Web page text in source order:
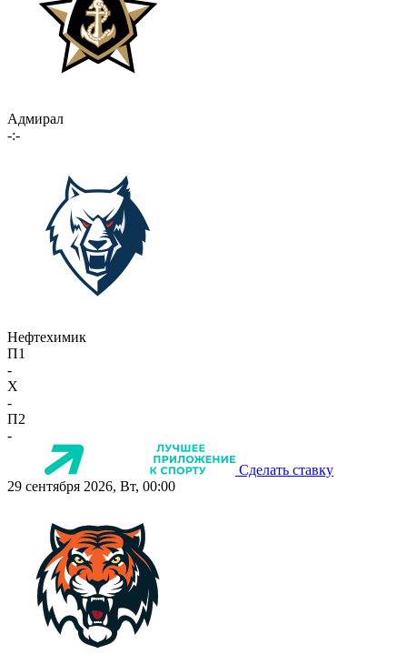
Адмирал
-:-
Нефтехимик
П1
-
X
-
П2
-
Сделать ставку
29 сентября 2026, Вт, 00:00